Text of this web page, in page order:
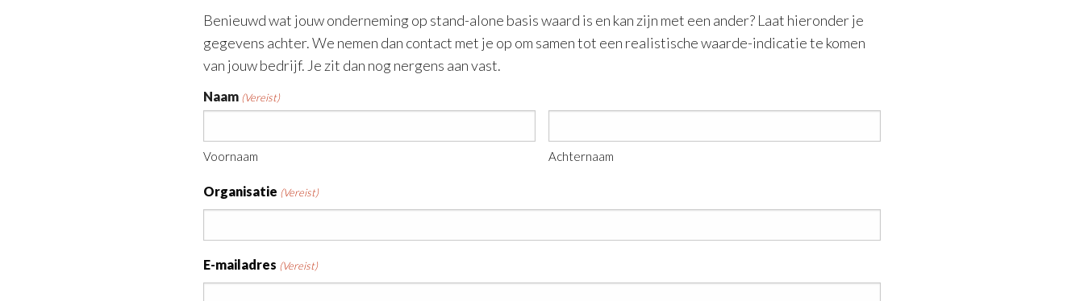
Benieuwd wat jouw onderneming op stand-alone basis waard is en kan zijn met een ander? Laat hieronder je
gegevens achter. We nemen dan contact met je op om samen tot een realistische waarde-indicatie te komen
van jouw bedrijf. Je zit dan nog nergens aan vast.
Naam (Vereist)
Voornaam Achternaam
Organisatie (Vereist)
E-mailadres (Vereist)